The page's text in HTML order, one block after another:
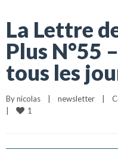
La Lettre
Plus N°55
tous les
By nicolas newsletter
1